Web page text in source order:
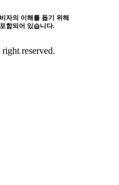
자의 이해를 돕기 위해
함되어 있습니다.
reserved.